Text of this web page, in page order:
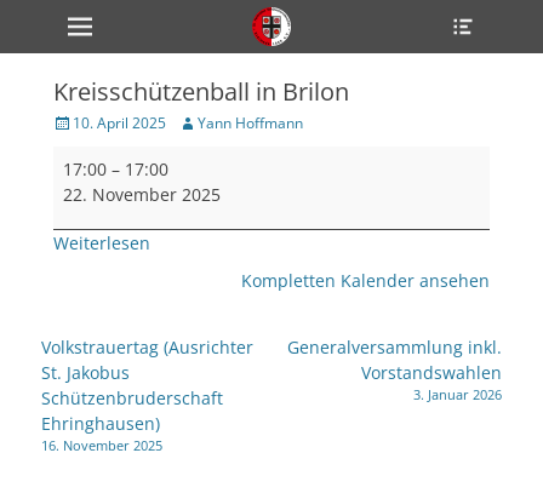
zum
Inhalt
Primärmenü
Kreisschützenball in Brilon
Veröffentlicht
10. April 2025 Author
Yann Hoffmann
Kreisschützenball
in
Brilon
17:00 – 17:00
22. November 2025
Weiterlesen
Kompletten Kalender ansehen
Beitragsnavigation
Volkstrauertag (Ausrichter
St. Jakobus
Schützenbruderschaft
Ehringhausen)
16. November 2025
Generalversammlung inkl.
Vorstandswahlen
3. Januar 2026